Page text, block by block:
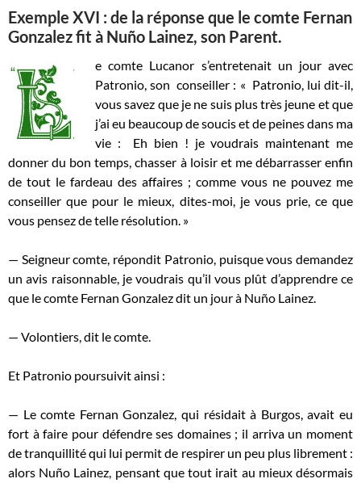
Exemple XVI : de la réponse que le comte Fernan
Gonzalez fit à Nuño Lainez, son Parent.
e comte Lucanor s’entretenait un jour avec
Patronio, son conseiller : « Patronio, lui dit-il,
vous savez que je ne suis plus très jeune et que
j’ai eu beaucoup de soucis et de peines dans ma
vie : Eh bien ! je voudrais maintenant me
donner du bon temps, chasser à loisir et me débarrasser enfin
de tout le fardeau des affaires ; comme vous ne pouvez me
conseiller que pour le mieux, dites-moi, je vous prie, ce que
vous pensez de telle résolution. »
— Seigneur comte, répondit Patronio, puisque vous demandez
un avis raisonnable, je voudrais qu’il vous plût d’apprendre ce
que le comte Fernan Gonzalez dit un jour à Nuño Lainez.
— Volontiers, dit le comte.
Et Patronio poursuivit ainsi :
— Le comte Fernan Gonzalez, qui résidait à Burgos, avait eu
fort à faire pour défendre ses domaines ; il arriva un moment
de tranquillité qui lui permit de respirer un peu plus librement :
alors Nuño Lainez, pensant que tout irait au mieux désormais